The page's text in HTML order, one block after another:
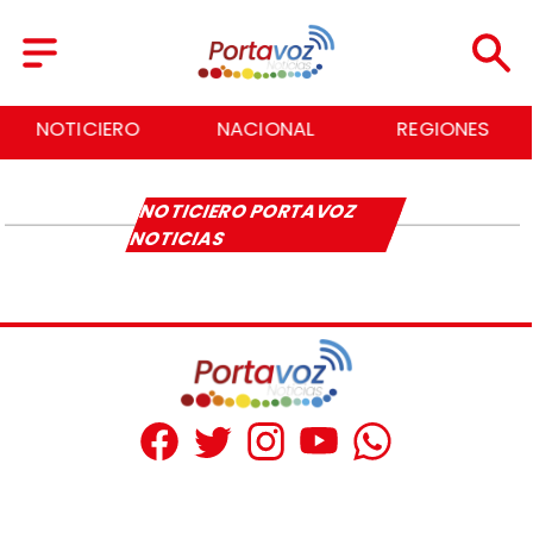
NOTICIERO NACIONAL REGIONES
NOTICIERO PORTAVOZ
NOTICIAS